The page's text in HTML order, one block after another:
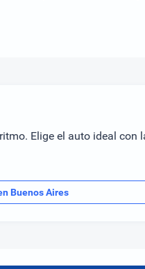
Elige el auto ideal con
Buenos Aires